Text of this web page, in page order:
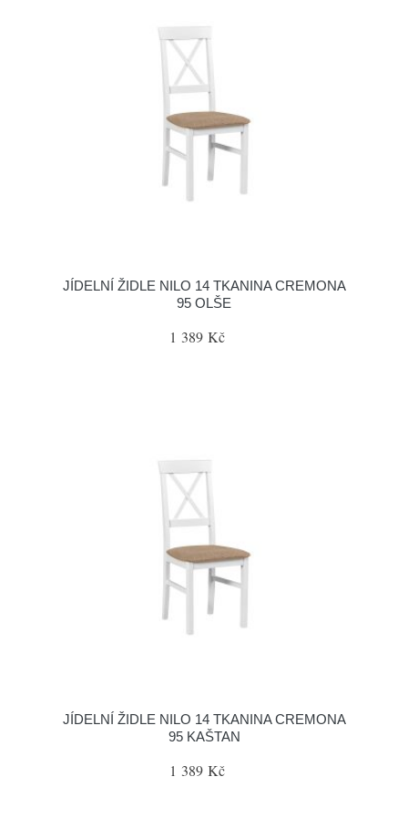
JÍDELNÍ ŽIDLE NILO 14 TKANINA CREMONA
95 OLŠE
1 389 Kč
JÍDELNÍ ŽIDLE NILO 14 TKANINA CREMONA
95 KAŠTAN
1 389 Kč